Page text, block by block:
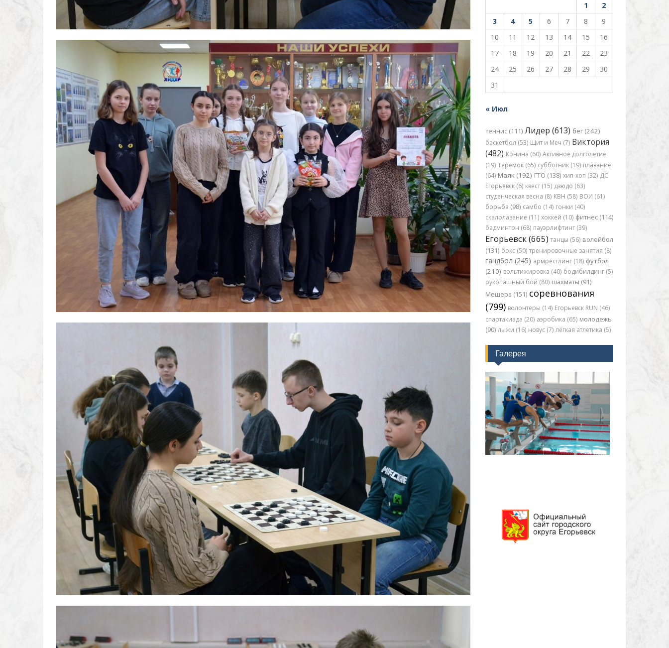
1
2
3
4 5 6 7 8
9
10
11 12 13 14 15
16
17
18 19 20 21 22
23
24
25 26 27 28 29
30
31
« Июл
теннис (111) Лидер (613) бег (242)
баскетбол (53) Щит и Меч (7) Виктория
(482) Конина (60) Активное долголетие
(19) Теремок (65) субботник (19) плавание
(64) Маяк (192) ГТО (138) хип-хоп (32) ДС
Егорьевск (6) квест (15) дзюдо (63)
студенческая весна (8) КВН (58) ВОИ (61)
борьба (98) самбо (14) гонки (40)
скалолазание (11) хоккей (10) фитнес (114)
бадминтон (68) пауэрлифтинг (39)
Егорьевск (665) танцы (56) волейбол
(131) бокс (50) тренировочные занятия (8)
гандбол (245) армрестлинг (18) футбол
(210) вольтижировка (40) бодибилдинг (5)
рукопашный бой (80) шахматы (91)
Мещера (151) соревнования
(799) волонтеры (14) Егорьевск RUN (46)
спартакиада (20) аэробика (65) молодежь
(90) лыжи (16) новус (7) лёгкая атлетика (5)
Галерея